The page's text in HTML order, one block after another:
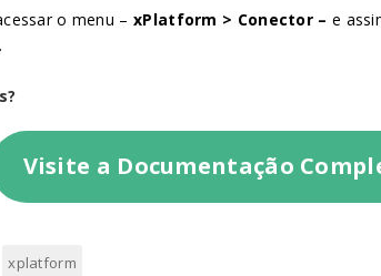
o menu – xPlatform > Conector – e
Visite a Documentação
xplatform